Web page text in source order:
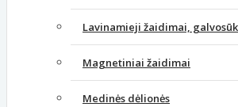
Lavinamieji žaidimai,
Magnetiniai žaidimai
Medinės dėlionės